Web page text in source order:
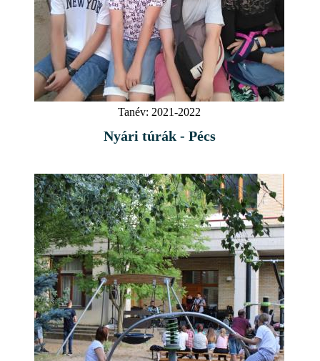
Tanév: 2021-2022
Nyári túrák - Pécs